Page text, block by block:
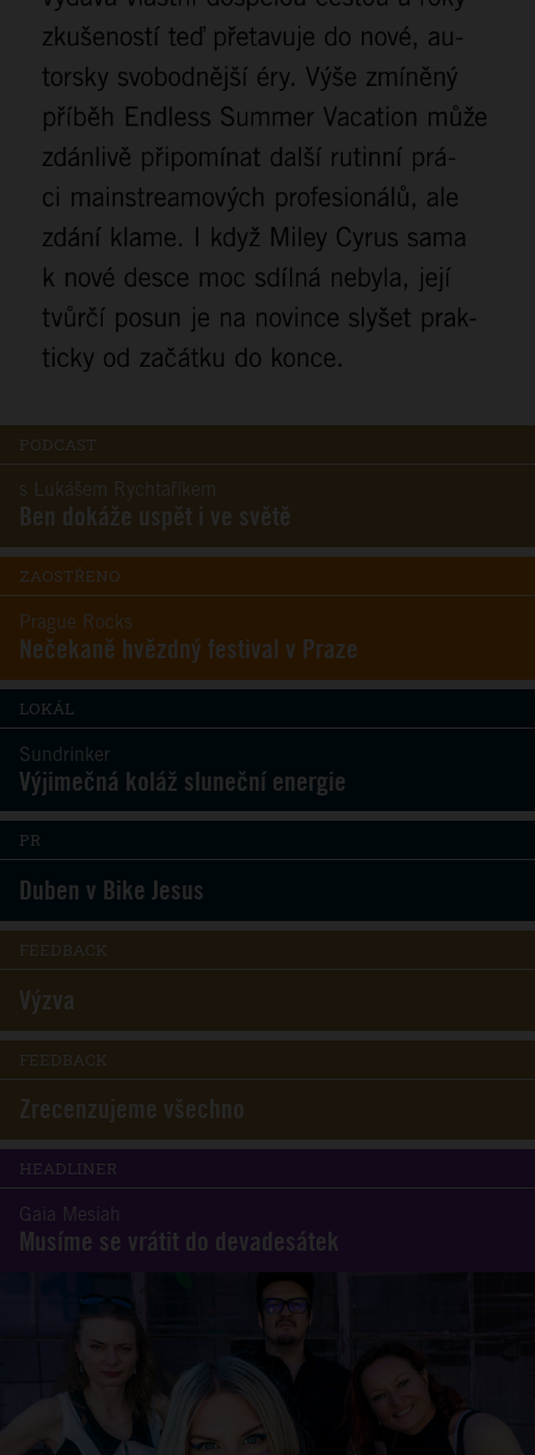
PODCAST
s Lukášem Rychtaříkem
Ben dokáže uspět i ve světě
ZAOSTŘENO
Prague Rocks
Nečekaně hvězdný festival v Praze
LOKÁL
Sundrinker
Výjimečná koláž sluneční energie
PR
Duben v Bike Jesus
FEEDBACK
Výzva
FEEDBACK
Zrecenzujeme všechno
HEADLINER
Gaia Mesiah
Musíme se vrátit do devadesátek